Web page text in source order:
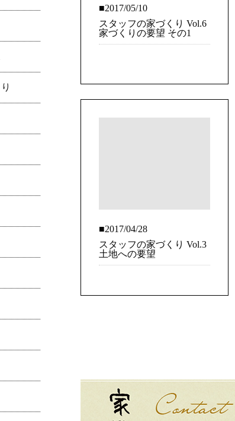
■2017/05/10
スタッフの家づくり Vol.6
家づくりの要望 その1
■2017/04/28
スタッフの家づくり Vol.3
土地への要望